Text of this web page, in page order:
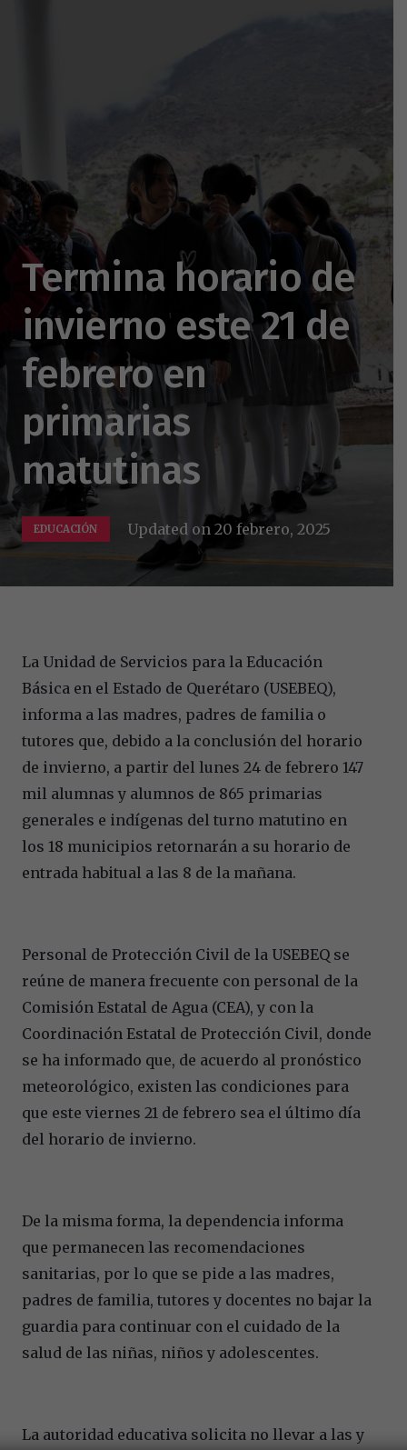
Termina horario de
invierno este 21 de
febrero en
primarias
matutinas
EDUCACIÓN Updated on20 febrero, 2025
La Unidad de Servicios para la Educación
Básica en el Estado de Querétaro (USEBEQ),
informa a las madres, padres de familia o
tutores que, debido a la conclusión del horario
de invierno, a partir del lunes 24 de febrero 147
mil alumnas y alumnos de 865 primarias
generales e indígenas del turno matutino en
los 18 municipios retornarán a su horario de
entrada habitual a las 8 de la mañana.
Personal de Protección Civil de la USEBEQ se
reúne de manera frecuente con personal de la
Comisión Estatal de Agua (CEA), y con la
Coordinación Estatal de Protección Civil, donde
se ha informado que, de acuerdo al pronóstico
meteorológico, existen las condiciones para
que este viernes 21 de febrero sea el último día
del horario de invierno.
De la misma forma, la dependencia informa
que permanecen las recomendaciones
sanitarias, por lo que se pide a las madres,
padres de familia, tutores y docentes no bajar la
guardia para continuar con el cuidado de la
salud de las niñas, niños y adolescentes.
La autoridad educativa solicita no llevar a las y